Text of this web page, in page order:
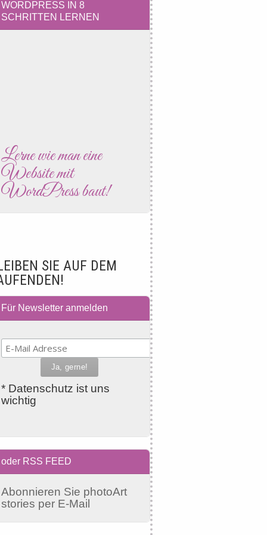
WORDPRESS IN 8
SCHRITTEN LERNEN
Lerne wie man eine
Website mit
WordPress baut!
SIE AUF DEM
Für Newsletter anmelden
* Datenschutz ist uns
wichtig
oder RSS FEED
Abonnieren Sie photoArt
stories per E-Mail